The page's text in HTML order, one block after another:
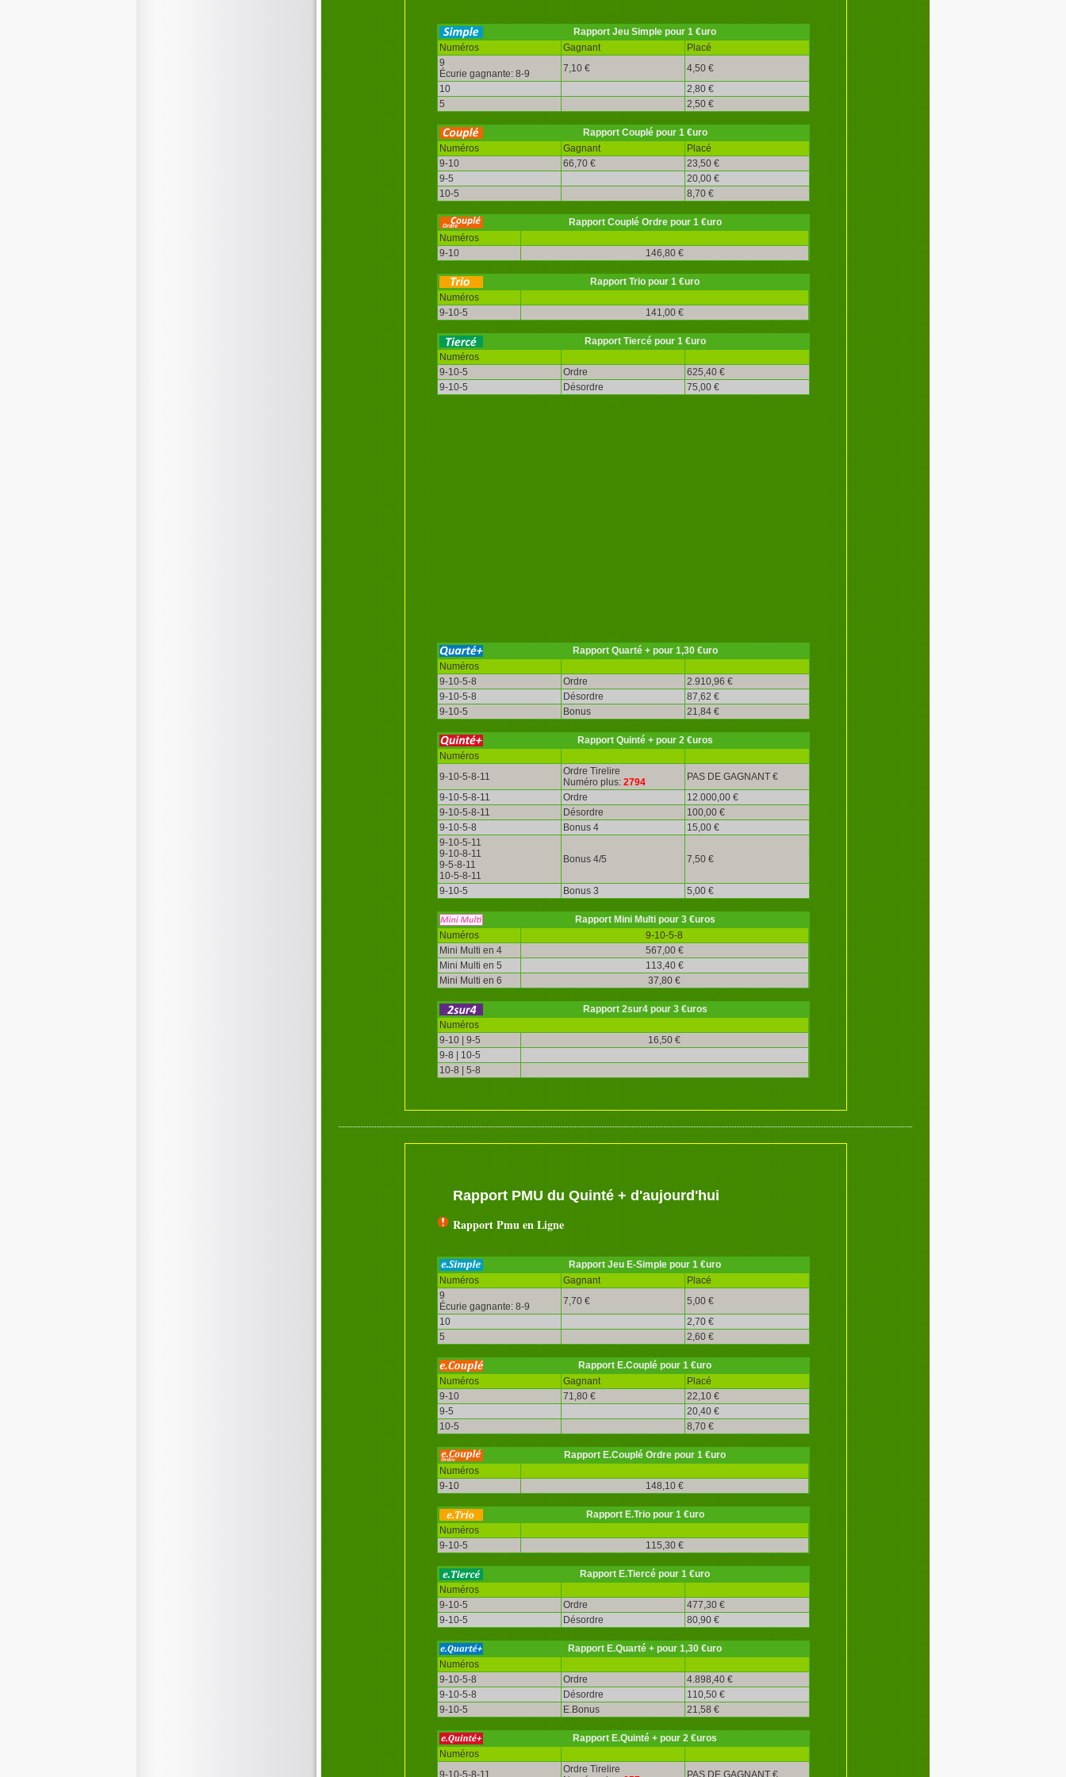
Rapport Jeu Simple pour 1 €uro
Numéros
Gagnant
Placé
9
Écurie gagnante: 8-9
7,10 €
4,50 €
10
2,80 €
5
2,50 €
Rapport Couplé pour 1 €uro
Numéros
Gagnant
Placé
9-10
66,70 €
23,50 €
9-5
20,00 €
10-5
8,70 €
Rapport Couplé Ordre pour 1 €uro
Numéros
9-10
146,80 €
Rapport Trio pour 1 €uro
Numéros
9-10-5
141,00 €
Rapport Tiercé pour 1 €uro
Numéros
9-10-5
Ordre
625,40 €
9-10-5
Désordre 75,00 €
Rapport Quarté + pour 1,30 €uro
Numéros
9-10-5-8
Ordre
2.910,96 €
9-10-5-8
Désordre
87,62 €
9-10-5
Bonus 21,84 €
Rapport Quinté + pour 2 €uros
Numéros
9-10-5-8-11
Ordre Tirelire
Numéro plus: 2794
PAS DE GAGNANT €
9-10-5-8-11
Ordre
12.000,00 €
9-10-5-8-11
Désordre
100,00 €
9-10-5-8
Bonus 4
15,00 €
9-10-5-11
9-10-8-11
9-5-8-11
10-5-8-11
Bonus 4/5 7,50 €
9-10-5 Bonus 3 5,00 €
Rapport Mini Multi pour 3 €uros
Numéros
9-10-5-8
Mini Multi en 4
567,00 €
Mini Multi en 5
113,40 €
Mini Multi en 6
37,80 €
Rapport 2sur4 pour 3 €uros
Numéros
9-10 | 9-5
16,50 €
9-8 | 10-5
10-8 | 5-8
Rapport PMU du Quinté + d'aujourd'hui
Rapport Pmu en Ligne
Rapport Jeu E-Simple pour 1 €uro
Numéros
Gagnant
Placé
9
Écurie gagnante: 8-9
7,70 €
5,00 €
10
2,70 €
5
2,60 €
Rapport E.Couplé pour 1 €uro
Numéros
Gagnant
Placé
9-10
71,80 €
22,10 €
9-5
20,40 €
10-5
8,70 €
Rapport E.Couplé Ordre pour 1 €uro
Numéros
9-10
148,10 €
Rapport E.Trio pour 1 €uro
Numéros
9-10-5
115,30 €
Rapport E.Tiercé pour 1 €uro
Numéros
9-10-5
Ordre
477,30 €
9-10-5
Désordre 80,90 €
Rapport E.Quarté + pour 1,30 €uro
Numéros
9-10-5-8
Ordre
4.898,40 €
9-10-5-8
Désordre
110,50 €
9-10-5
E.Bonus 21,58 €
Rapport E.Quinté + pour 2 €uros
Numéros
9-10-5-8-11
Ordre Tirelire
PAS DE GAGNANT €